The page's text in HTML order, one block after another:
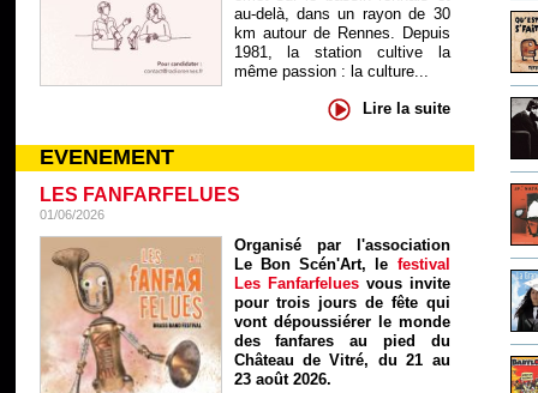
au-delà, dans un rayon de 30
km autour de Rennes. Depuis
1981, la station cultive la
même passion : la culture...
Lire la suite
EVENEMENT
LES FANFARFELUES
01/06/2026
Organisé par l'association
Le Bon Scén'Art, le festival
Les Fanfarfelues vous invite
pour trois jours de fête qui
vont dépoussiérer le monde
des fanfares au pied du
Château de Vitré, du 21 au
23 août 2026.